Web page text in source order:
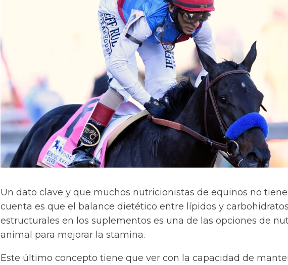
Un dato clave y que muchos nutricionistas de equinos no
cuenta es que el balance dietético entre lípidos y
estructurales en los suplementos es una de las opciones de
animal para mejorar la stamina.
Este último concepto tiene que ver con la capacidad de